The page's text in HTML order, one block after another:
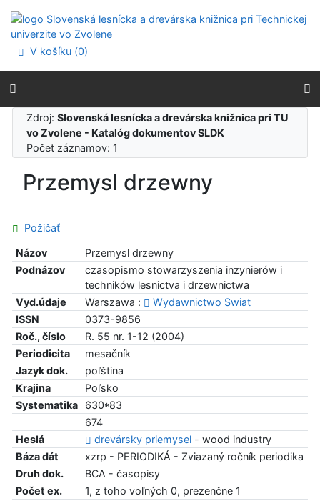
Prejsť na menu
Prehlásenie o webovej prístupnosti
V košíku (0)
Zdroj:Slovenská lesnícka a drevárska knižnica pri TU
vo Zvolene - Katalóg dokumentov SLDK
Počet záznamov: 1
Przemysl drzewny
Požičať
Názov
Przemysl drzewny
Podnázov
czasopismo stowarzyszenia inzynierów i
techników lesnictva i drzewnictwa
Vyd.údaje
Warszawa :
Wydawnictwo Swiat
ISSN
0373-9856
Roč., číslo
R. 55 nr. 1-12 (2004)
Periodicita
mesačník
Jazyk dok.
poľština
Krajina
Poľsko
Systematika
630*83
674
Heslá
drevársky priemysel- wood industry
Báza dát
xzrp - PERIODIKÁ - Zviazaný ročník periodika
Druh dok.
BCA - časopisy
Počet ex.
1, z toho voľných 0, prezenčne 1